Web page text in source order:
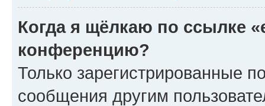
Когда я щёлкаю по ссылке
конференцию?
Только зарегистрированные
сообщения другим